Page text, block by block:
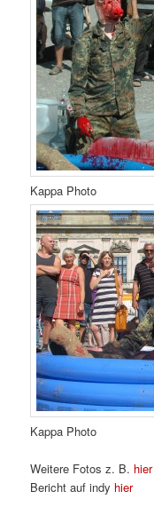
Kappa Photo
Kappa Photo
Weitere Fotos z. B. hier
Bericht auf indy hier